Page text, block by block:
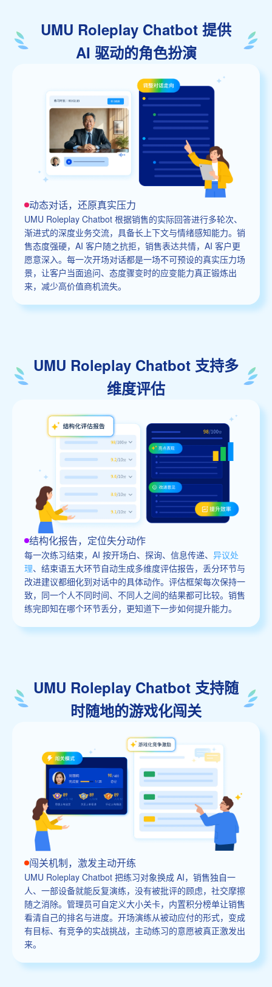
UMU Roleplay Chatbot 提供
AI 驱动的角色扮演
动态对话，还原真实压力
UMU Roleplay Chatbot 根据销售的实际回答进行多轮次、
渐进式的深度业务交流，具备长上下文与情绪感知能力。销
售态度强硬，AI 客户随之抗拒，销售表达共情，AI 客户更
愿意深入。每一次开场对话都是一场不可预设的真实压力场
景，让客户当面追问、态度骤变时的应变能力真正锻炼出
来，减少高价值商机流失。
UMU Roleplay Chatbot 支持多
维度评估
结构化报告，定位失分动作
每一次练习结束，AI 按开场白、探询、信息传递、 异议处
理、结束语五大环节自动生成多维度评估报告，丢分环节与
改进建议都细化到对话中的具体动作。评估框架每次保持一
致，同一个人不同时间、不同人之间的结果都可比较。销售
练完即知在哪个环节丢分，更知道下一步如何提升能力。
UMU Roleplay Chatbot 支持随
时随地的游戏化闯关
闯关机制，激发主动开练
UMU Roleplay Chatbot 把练习对象换成 AI，销售独自一
人、一部设备就能反复演练，没有被批评的顾虑，社交摩擦
随之消除。管理员可自定义大小关卡，内置积分榜单让销售
看清自己的排名与进度。开场演练从被动应付的形式，变成
有目标、有竞争的实战挑战，主动练习的意愿被真正激发出
来。